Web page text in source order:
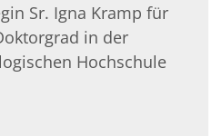
Sr. Igna Kramp für
in der
Hochschule